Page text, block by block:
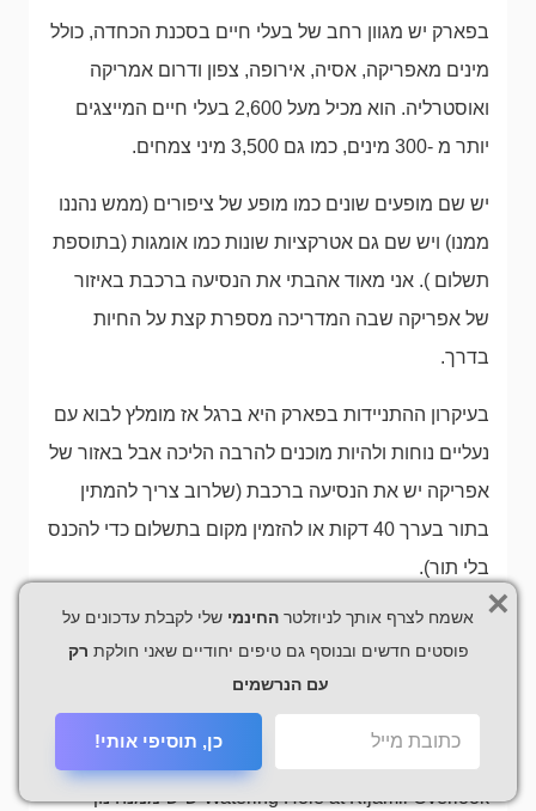
בפארק יש מגוון רחב של בעלי חיים בסכנת הכחדה, כולל
מינים מאפריקה, אסיה, אירופה, צפון ודרום אמריקה
ואוסטרליה. הוא מכיל מעל 2,600 בעלי חיים המייצגים
יותר מ -300 מינים, כמו גם 3,500 מיני צמחים.
יש שם מופעים שונים כמו מופע של ציפורים (ממש נהננו
ממנו) ויש שם גם אטרקציות שונות כמו אומגות (בתוספת
תשלום ). אני מאוד אהבתי את הנסיעה ברכבת באיזור
של אפריקה שבה המדריכה מספרת קצת על החיות
בדרך.
בעיקרון ההתניידות בפארק היא ברגל אז מומלץ לבוא עם
נעליים נוחות ולהיות מוכנים להרבה הליכה אבל באזור של
אפריקה יש את הנסיעה ברכבת (שלרוב צריך להמתין
בתור בערך 40 דקות או להזמין מקום בתשלום כדי להכנס
בלי תור).
יש גם מופע קצר של צ'יטה שהיא רצה אחרי בובה. למה
המופע קצר? כי הצ'יטה רצה כל כך מהר שרואים אותה
Watering Hole at Kijamii Overlook שיש ממנה נוף
אשמח לצרף אותך לניוזלטר החינמי שלי לקבלת עדכונים על
פוסטים חדשים ובנוסף גם טיפים יחודיים שאני חולקת רק
עם הנרשמים
כן, תוסיפי אותי!
×